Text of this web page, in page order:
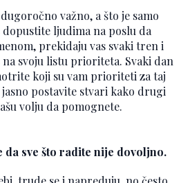
važno, a što je samo
ljudima na poslu da
prekidaju vas svaki tren i
na svoju listu prioriteta. Svaki dan
koji su vam prioriteti za taj
postavite stvari kako drugi
volju da pomognete.
da sve što radite nije dovoljno.